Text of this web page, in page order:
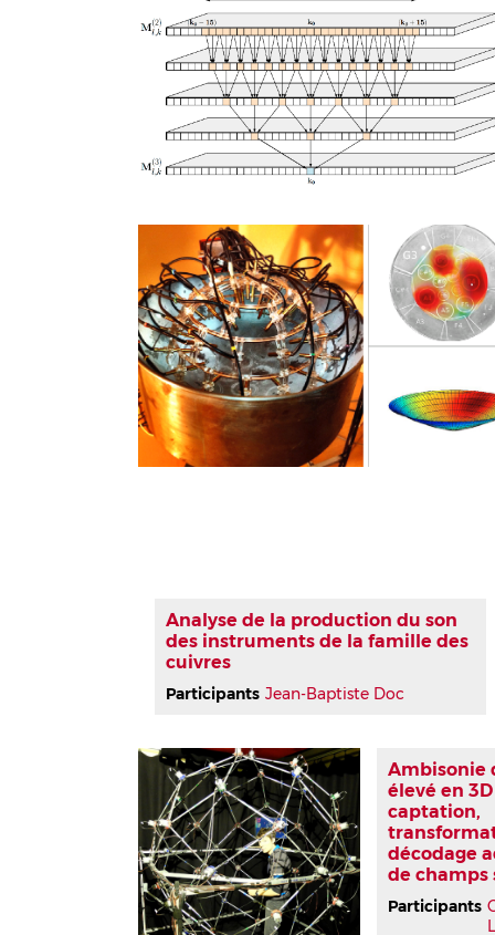
Analyse de la production du son
des instruments de la famille des
cuivres
Participants Jean-Baptiste Doc
Ambisonie
élevé en
captation,
décodage
de champs
Participants